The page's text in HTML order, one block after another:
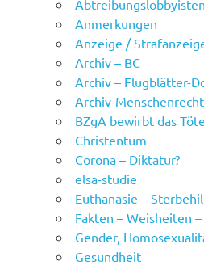
Abtreibungslobbyisten
Anmerkungen
Anzeige /
Archiv – BC
Archiv – Flugblätter-
Archiv-
BZgA bewirbt das
Christentum
Corona – Diktatur?
elsa-studie
Euthanasie –
Fakten – Weisheiten
Gender,
Gesundheit